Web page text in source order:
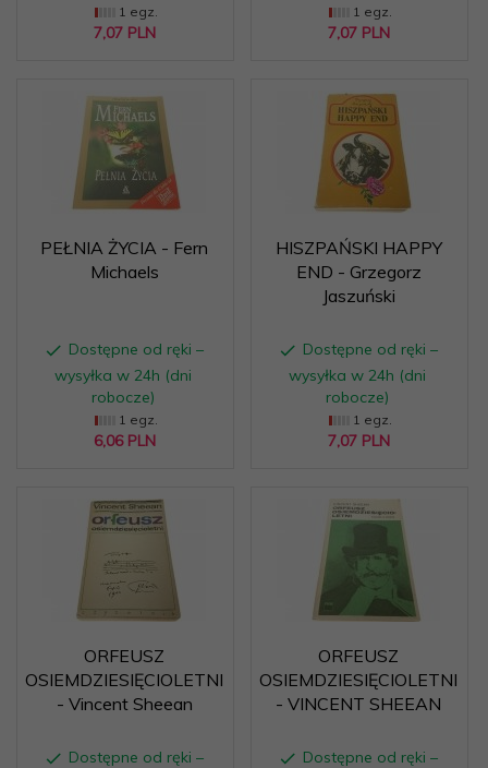
1 egz.
7,07 PLN
1 egz.
7,07 PLN
PEŁNIA ŻYCIA - Fern
Michaels
Dostępne od ręki –
wysyłka w 24h (dni
robocze)
1 egz.
6,06 PLN
HISZPAŃSKI HAPPY
END - Grzegorz
Jaszuński
Dostępne od ręki –
wysyłka w 24h (dni
robocze)
1 egz.
7,07 PLN
ORFEUSZ
OSIEMDZIESIĘCIOLETNI
- Vincent Sheean
Dostępne od ręki –
ORFEUSZ
OSIEMDZIESIĘCIOLETNI
- VINCENT SHEEAN
Dostępne od ręki –